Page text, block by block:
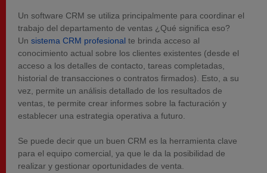
Un software CRM se utiliza principalmente para coordinar el
trabajo del departamento de ventas ¿Qué significa eso?
Un sistema CRM profesional te brinda acceso al
conocimiento actual sobre los clientes existentes (desde el
acceso a los detalles de contacto, tareas completadas,
historial de transacciones o contratos firmados). Esto, a su
vez, permite un análisis detallado de los resultados de
ventas, te permite crear informes sobre la facturación y
establecer una estrategia operativa a futuro.
Se puede decir que un buen CRM es la herramienta clave
para el equipo comercial, ya que le da la posibilidad de
realizar y gestionar oportunidades de venta.